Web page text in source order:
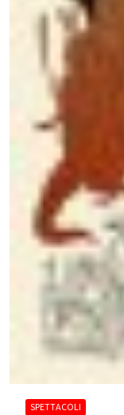
SPETTACOLI